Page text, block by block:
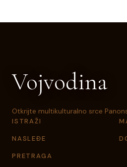
Vojvodina
Otkrijte multikulturalno srce
ISTRAŽI
NASLEĐE
PRETRAGA